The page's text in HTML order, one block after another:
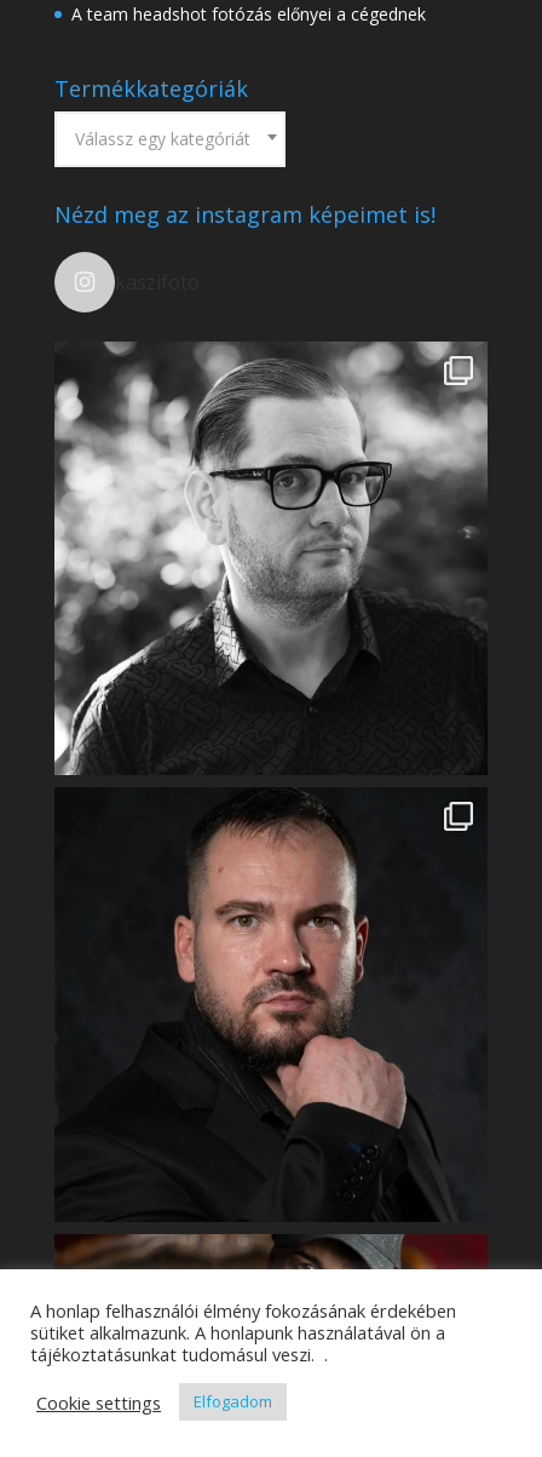
A team headshot fotózás előnyei a cégednek
Termékkategóriák
Válassz egy kategóriát
Nézd meg az instagram képeimet is!
kaszifoto
A honlap felhasználói élmény fokozásának érdekében
sütiket alkalmazunk. A honlapunk használatával ön a
tájékoztatásunkat tudomásul veszi. .
Cookie settings
Elfogadom